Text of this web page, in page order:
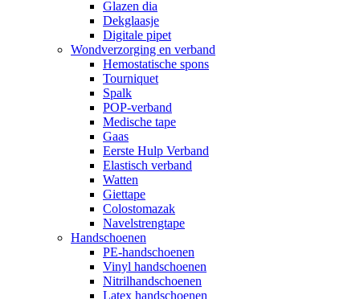
Glazen dia
Dekglaasje
Digitale pipet
Wondverzorging en verband
Hemostatische spons
Tourniquet
Spalk
POP-verband
Medische tape
Gaas
Eerste Hulp Verband
Elastisch verband
Watten
Giettape
Colostomazak
Navelstrengtape
Handschoenen
PE-handschoenen
Vinyl handschoenen
Nitrilhandschoenen
Latex handschoenen